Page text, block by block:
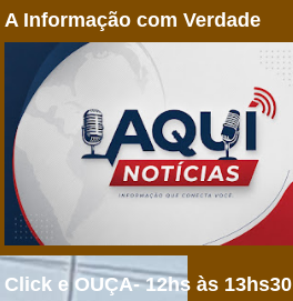
A Informação com Verdade
Click e OUÇA- 12hs às 13hs30